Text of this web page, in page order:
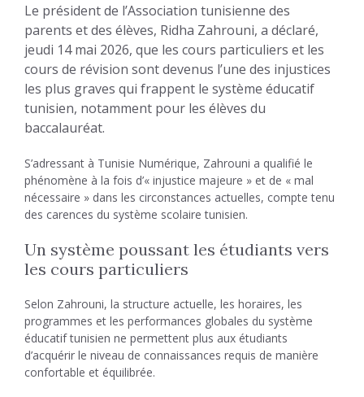
Le président de l’Association tunisienne des
parents et des élèves, Ridha Zahrouni, a déclaré,
jeudi 14 mai 2026, que les cours particuliers et les
cours de révision sont devenus l’une des injustices
les plus graves qui frappent le système éducatif
tunisien, notamment pour les élèves du
baccalauréat.
S’adressant à Tunisie Numérique, Zahrouni a qualifié le
phénomène à la fois d’« injustice majeure » et de « mal
nécessaire » dans les circonstances actuelles, compte tenu
des carences du système scolaire tunisien.
Un système poussant les étudiants vers
les cours particuliers
Selon Zahrouni, la structure actuelle, les horaires, les
programmes et les performances globales du système
éducatif tunisien ne permettent plus aux étudiants
d’acquérir le niveau de connaissances requis de manière
confortable et équilibrée.